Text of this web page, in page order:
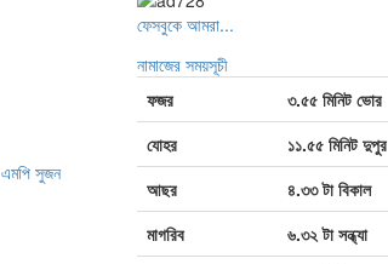
ফেসবুকে আমরা...
নামাজের সময়সূচী
ফজর
৩.৫৫ মিনিট ভোর
যোহর
১১.৫৫ মিনিট দুপুর
আছর
৪.৩৩ টা বিকাল
মাগরিব
৬.৩২ টা সন্ধ্যা